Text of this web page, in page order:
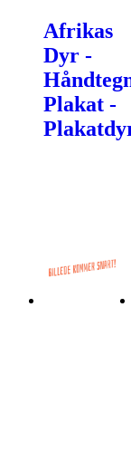
Afrikas
Dyr -
Plakat -